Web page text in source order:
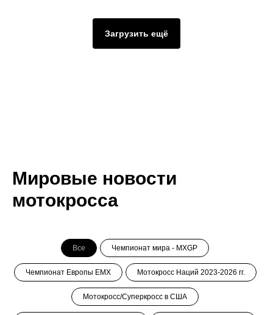
Загрузить ещё
Мировые новости
мотокросса
Все Чемпионат мира - MXGP
Чемпионат Европы ЕМХ Мотокросс Наций 2023-2026 гг.
Мотокросс/Суперкросс в США